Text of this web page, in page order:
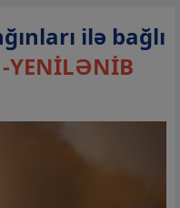
ilə bağlı
-YENİLƏNİB